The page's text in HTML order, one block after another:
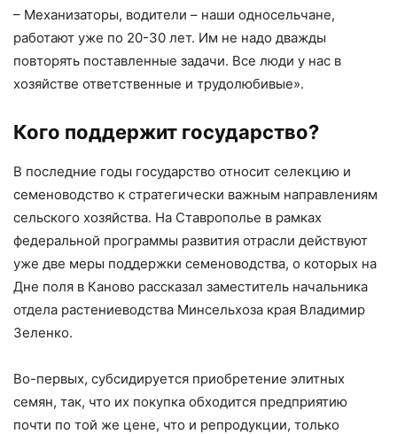
– Механизаторы, водители – наши односельчане,
работают уже по 20-30 лет. Им не надо дважды
повторять поставленные задачи. Все люди у нас в
хозяйстве ответственные и трудолюбивые».
Кого поддержит государство?
В последние годы государство относит селекцию и
семеноводство к стратегически важным направлениям
сельского хозяйства. На Ставрополье в рамках
федеральной программы развития отрасли действуют
уже две меры поддержки семеноводства, о которых на
Дне поля в Каново рассказал заместитель начальника
отдела растениеводства Минсельхоза края Владимир
Зеленко.
Во-первых, субсидируется приобретение элитных
семян, так, что их покупка обходится предприятию
почти по той же цене, что и репродукции, только